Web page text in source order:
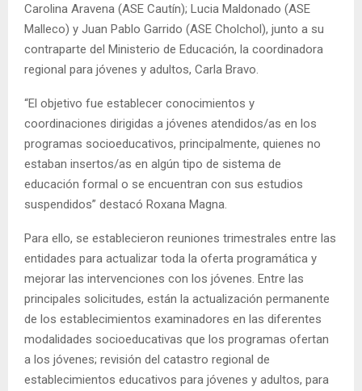
Carolina Aravena (ASE Cautín); Lucia Maldonado (ASE
Malleco) y Juan Pablo Garrido (ASE Cholchol), junto a su
contraparte del Ministerio de Educación, la coordinadora
regional para jóvenes y adultos, Carla Bravo.
“El objetivo fue establecer conocimientos y
coordinaciones dirigidas a jóvenes atendidos/as en los
programas socioeducativos, principalmente, quienes no
estaban insertos/as en algún tipo de sistema de
educación formal o se encuentran con sus estudios
suspendidos” destacó Roxana Magna.
Para ello, se establecieron reuniones trimestrales entre las
entidades para actualizar toda la oferta programática y
mejorar las intervenciones con los jóvenes. Entre las
principales solicitudes, están la actualización permanente
de los establecimientos examinadores en las diferentes
modalidades socioeducativas que los programas ofertan
a los jóvenes; revisión del catastro regional de
establecimientos educativos para jóvenes y adultos, para